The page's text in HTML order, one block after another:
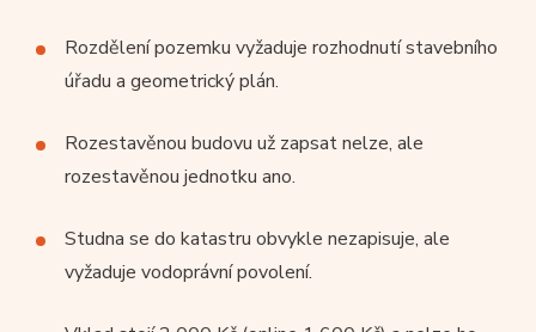
Rozdělení pozemku vyžaduje rozhodnutí stavebního
úřadu a geometrický plán.
Rozestavěnou budovu už zapsat nelze, ale
rozestavěnou jednotku ano.
Studna se do katastru obvykle nezapisuje, ale
vyžaduje vodoprávní povolení.